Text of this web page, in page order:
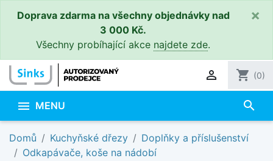
Doprava zdarma na všechny objednávky nad
3 000 Kč.
Všechny probíhající akce najdete zde.
×
 shopping_cart (0)
 MENU search
Domů Kuchyňské dřezy
Doplňky a příslušenství
Odkapávače, koše na nádobí